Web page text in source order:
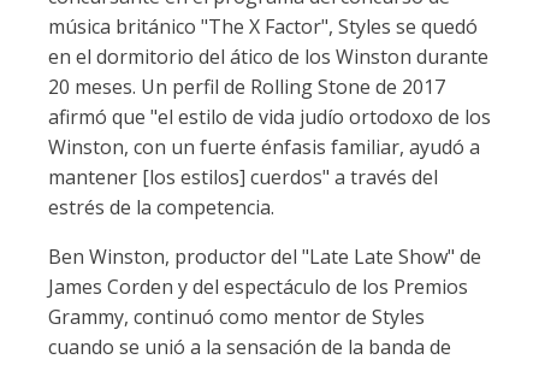
música británico "The X Factor", Styles se quedó
en el dormitorio del ático de los Winston durante
20 meses. Un perfil de Rolling Stone de 2017
afirmó que "el estilo de vida judío ortodoxo de los
Winston, con un fuerte énfasis familiar, ayudó a
mantener [los estilos] cuerdos" a través del
estrés de la competencia.
Ben Winston, productor del "Late Late Show" de
James Corden y del espectáculo de los Premios
Grammy, continuó como mentor de Styles
cuando se unió a la sensación de la banda de